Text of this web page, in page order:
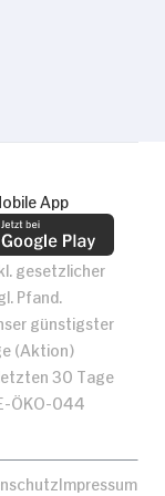
App
gesetzlicher
Pfand.
günstigster
(Aktion)
30 Tage
ÖKO-044
Impressum